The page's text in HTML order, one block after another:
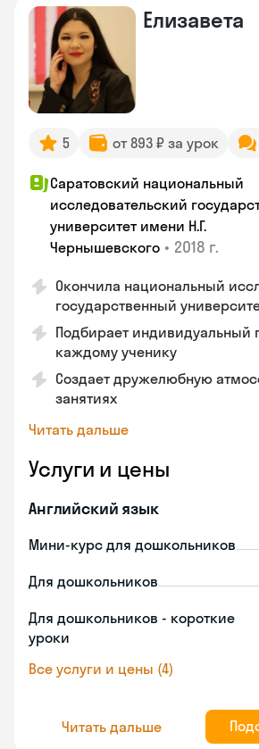
Елизавета
5 от 893 ₽ за урок
Саратовский национальный
исследовательский
университет имени Н.Г.
Чернышевского • 2018 г.
Окончила национальный
государственный
Подбирает индивидуальный
каждому ученику
Создает дружелюбную
занятиях
Читать дальше
Услуги и цены
Английский язык
Мини-курс для дошкольников
Для дошкольников
Для дошкольников - короткие
уроки
Все услуги и цены (4)
Читать дальше